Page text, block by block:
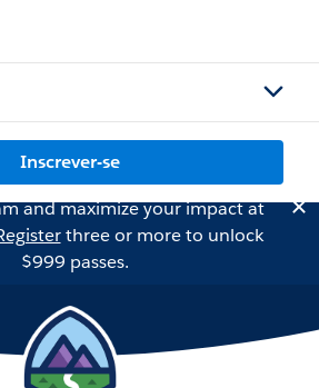
Inscrever-se
and maximize your impact at
three or more to unlock
$999 passes.